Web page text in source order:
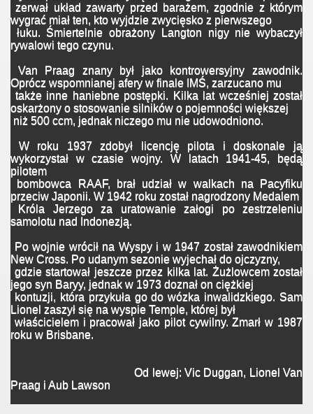
zerwał układ zawarty przed barażem, zgodnie z którym
wygrać miał ten, kto wyjdzie zwycięsko z pierwszego
łuku. Śmiertelnie obrażony Langton nigy nie wybaczył
rywalowi tego czynu.
Van Praag znany był jako kontrowersyjny zawodnik.
Oprócz wspomnianej afery w finale IMŚ, zarzucano mu
także inne haniebne postępki. Kilka lat wcześniej został
oskarżony o stosowanie silników o pojemności większej
niż 500 ccm, jednak niczego mu nie udowodniono.
W roku 1937 zdobył licencję pilota i doskonale ją
wykorzystał w czasie wojny. W latach 1941-45, będą
pilotem
bombowca RAAF, brał udział w walkach na Pacyfiku
przeciw Japonii. W 1942 roku został nagrodzony Medalem
Króla Jerzego za uratowanie załogi po zestrzeleniu
samolotu nad Indonezją.
Po wojnie wrócił na Wyspy i w 1947 został zawodnikiem
New Cross. Po udanym sezonie wyjechał do ojczyzny,
gdzie startował jeszcze przez kilka lat. Żużlowcem został
jego syn Baryy, jednak w 1973 doznał on ciężkiej
kontuzji, która przykuła go do wózka inwalidzkiego. Sam
Lionel zaszył się na wyspie Temple, której był
właścicielem i pracował jako pilot cywilny. Zmarł w 1987
roku w Brisbane.
Od lewej: Vic Duggan, Lionel Van
Praag i Aub Lawson